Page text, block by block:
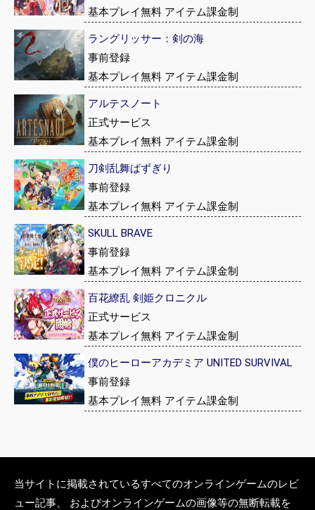
基本プレイ無料 アイテム課金制
ラングリッサー：剣の海
事前登録
基本プレイ無料 アイテム課金制
アルテスノート
正式サービス
基本プレイ無料 アイテム課金制
刀剣乱舞ぱずぎり
事前登録
基本プレイ無料 アイテム課金制
SKULL BRAVE
事前登録
基本プレイ無料 アイテム課金制
百花繚乱 剣姫クロニクル
正式サービス
基本プレイ無料 アイテム課金制
僕のヒーローアカデミア UNITED SURVIVAL
事前登録
基本プレイ無料 アイテム課金制
当サイトに掲載されているすべてのオンラインゲームのレビ
ュー記事、 およびオンラインゲームの画像等の無断転載を